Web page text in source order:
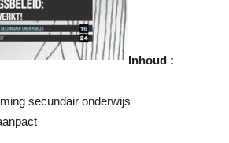
Inhoud :
secundair onderwijs